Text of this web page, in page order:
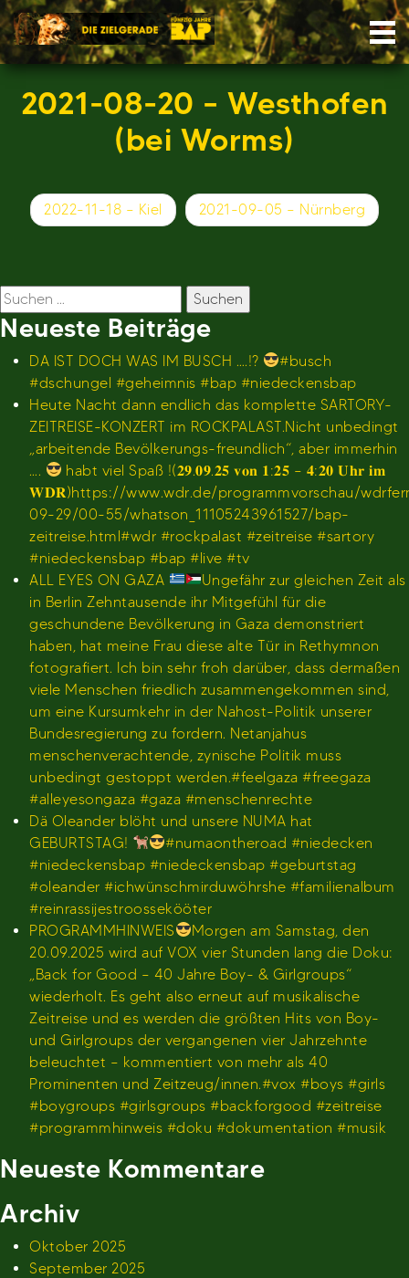
Skip
to
content
2021-08-20 – Westhofen
(bei Worms)
Beitragsnavigation
2022-11-18 – Kiel 2021-09-05 – Nürnberg
Suchen
nach:
Neueste Beiträge
DA IST DOCH WAS IM BUSCH ….!?
#busch
#dschungel #geheimnis #bap #niedeckensbap
Heute Nacht dann endlich das komplette SARTORY-
ZEITREISE-KONZERT im ROCKPALAST.Nicht unbedingt
„arbeitende Bevölkerungs-freundlich“, aber immerhin
….
habt viel Spaß !(𝟐𝟗.𝟎𝟗.𝟐𝟓 𝐯𝐨𝐧 𝟏:𝟐𝟓 – 𝟒:𝟐𝟎 𝐔𝐡𝐫 𝐢𝐦
𝐖𝐃𝐑)https://www.wdr.de/programmvorschau/
09-29/00-55/whatson_11105243961527/bap-
zeitreise.html#wdr #rockpalast #zeitreise #sartory
#niedeckensbap #bap #live #tv
ALL EYES ON GAZA
Ungefähr zur gleichen Zeit als
in Berlin Zehntausende ihr Mitgefühl für die
geschundene Bevölkerung in Gaza demonstriert
haben, hat meine Frau diese alte Tür in Rethymnon
fotografiert. Ich bin sehr froh darüber, dass dermaßen
viele Menschen friedlich zusammengekommen sind,
um eine Kursumkehr in der Nahost-Politik unserer
Bundesregierung zu fordern. Netanjahus
menschenverachtende, zynische Politik muss
unbedingt gestoppt werden.#feelgaza #freegaza
#alleyesongaza #gaza #menschenrechte
Dä Oleander blöht und unsere NUMA hat
GEBURTSTAG!
#numaontheroad #niedecken
#niedeckensbap #niedeckensbap #geburtstag
#oleander #ichwünschmirduwöhrshe #familienalbum
#reinrassijestroossekööter
PROGRAMMHINWEIS
Morgen am Samstag, den
20.09.2025 wird auf VOX vier Stunden lang die Doku:
„Back for Good – 40 Jahre Boy- & Girlgroups“
wiederholt. Es geht also erneut auf musikalische
Zeitreise und es werden die größten Hits von Boy-
und Girlgroups der vergangenen vier Jahrzehnte
beleuchtet – kommentiert von mehr als 40
Prominenten und Zeitzeug/innen.#vox #boys #girls
#boygroups #girlsgroups #backforgood #zeitreise
#programmhinweis #doku #dokumentation #musik
Neueste Kommentare
Archiv
Oktober 2025
September 2025